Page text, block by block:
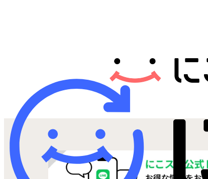
ニュース
にこスマ通信
マイページ